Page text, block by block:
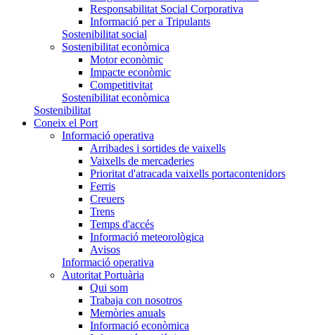
Responsabilitat Social Corporativa
Informació per a Tripulants
Sostenibilitat social
Sostenibilitat econòmica
Motor econòmic
Impacte econòmic
Competitivitat
Sostenibilitat econòmica
Sostenibilitat
Coneix el Port
Informació operativa
Arribades i sortides de vaixells
Vaixells de mercaderies
Prioritat d'atracada vaixells portacontenidors
Ferris
Creuers
Trens
Temps d'accés
Informació meteorològica
Avisos
Informació operativa
Autoritat Portuària
Qui som
Trabaja con nosotros
Memòries anuals
Informació econòmica